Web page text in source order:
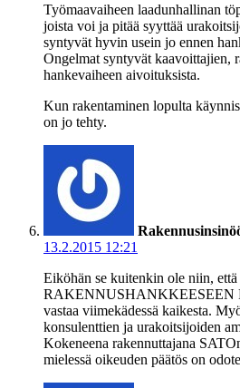
Työmaavaiheen laadunhallinan
joista voi ja pitää syyttää
syntyvät hyvin usein jo ennen
Ongelmat syntyvät kaavoittajien,
hankevaiheen aivoituksista.
Kun rakentaminen lopulta
on jo tehty.
13.2.2015 12:21
Eiköhän se kuitenkin ole niin, että
RAKENNUSHANKKEESEEN
vastaa viimekädessä kaikesta.
konsulenttien ja urakoitsijoiden
Kokeneena rakennuttajana
mielessä oikeuden päätös on